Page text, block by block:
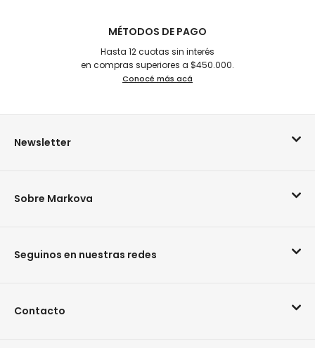
MÉTODOS DE PAGO
Hasta 12 cuotas sin interés
en compras superiores a $450.000.
Conocé más acá
Newsletter
Sobre Markova
Seguinos en nuestras redes
Contacto